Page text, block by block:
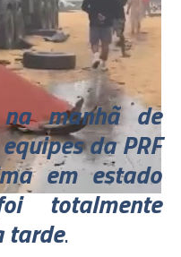
manhã de
da PRF
em estado
totalmente
tarde.